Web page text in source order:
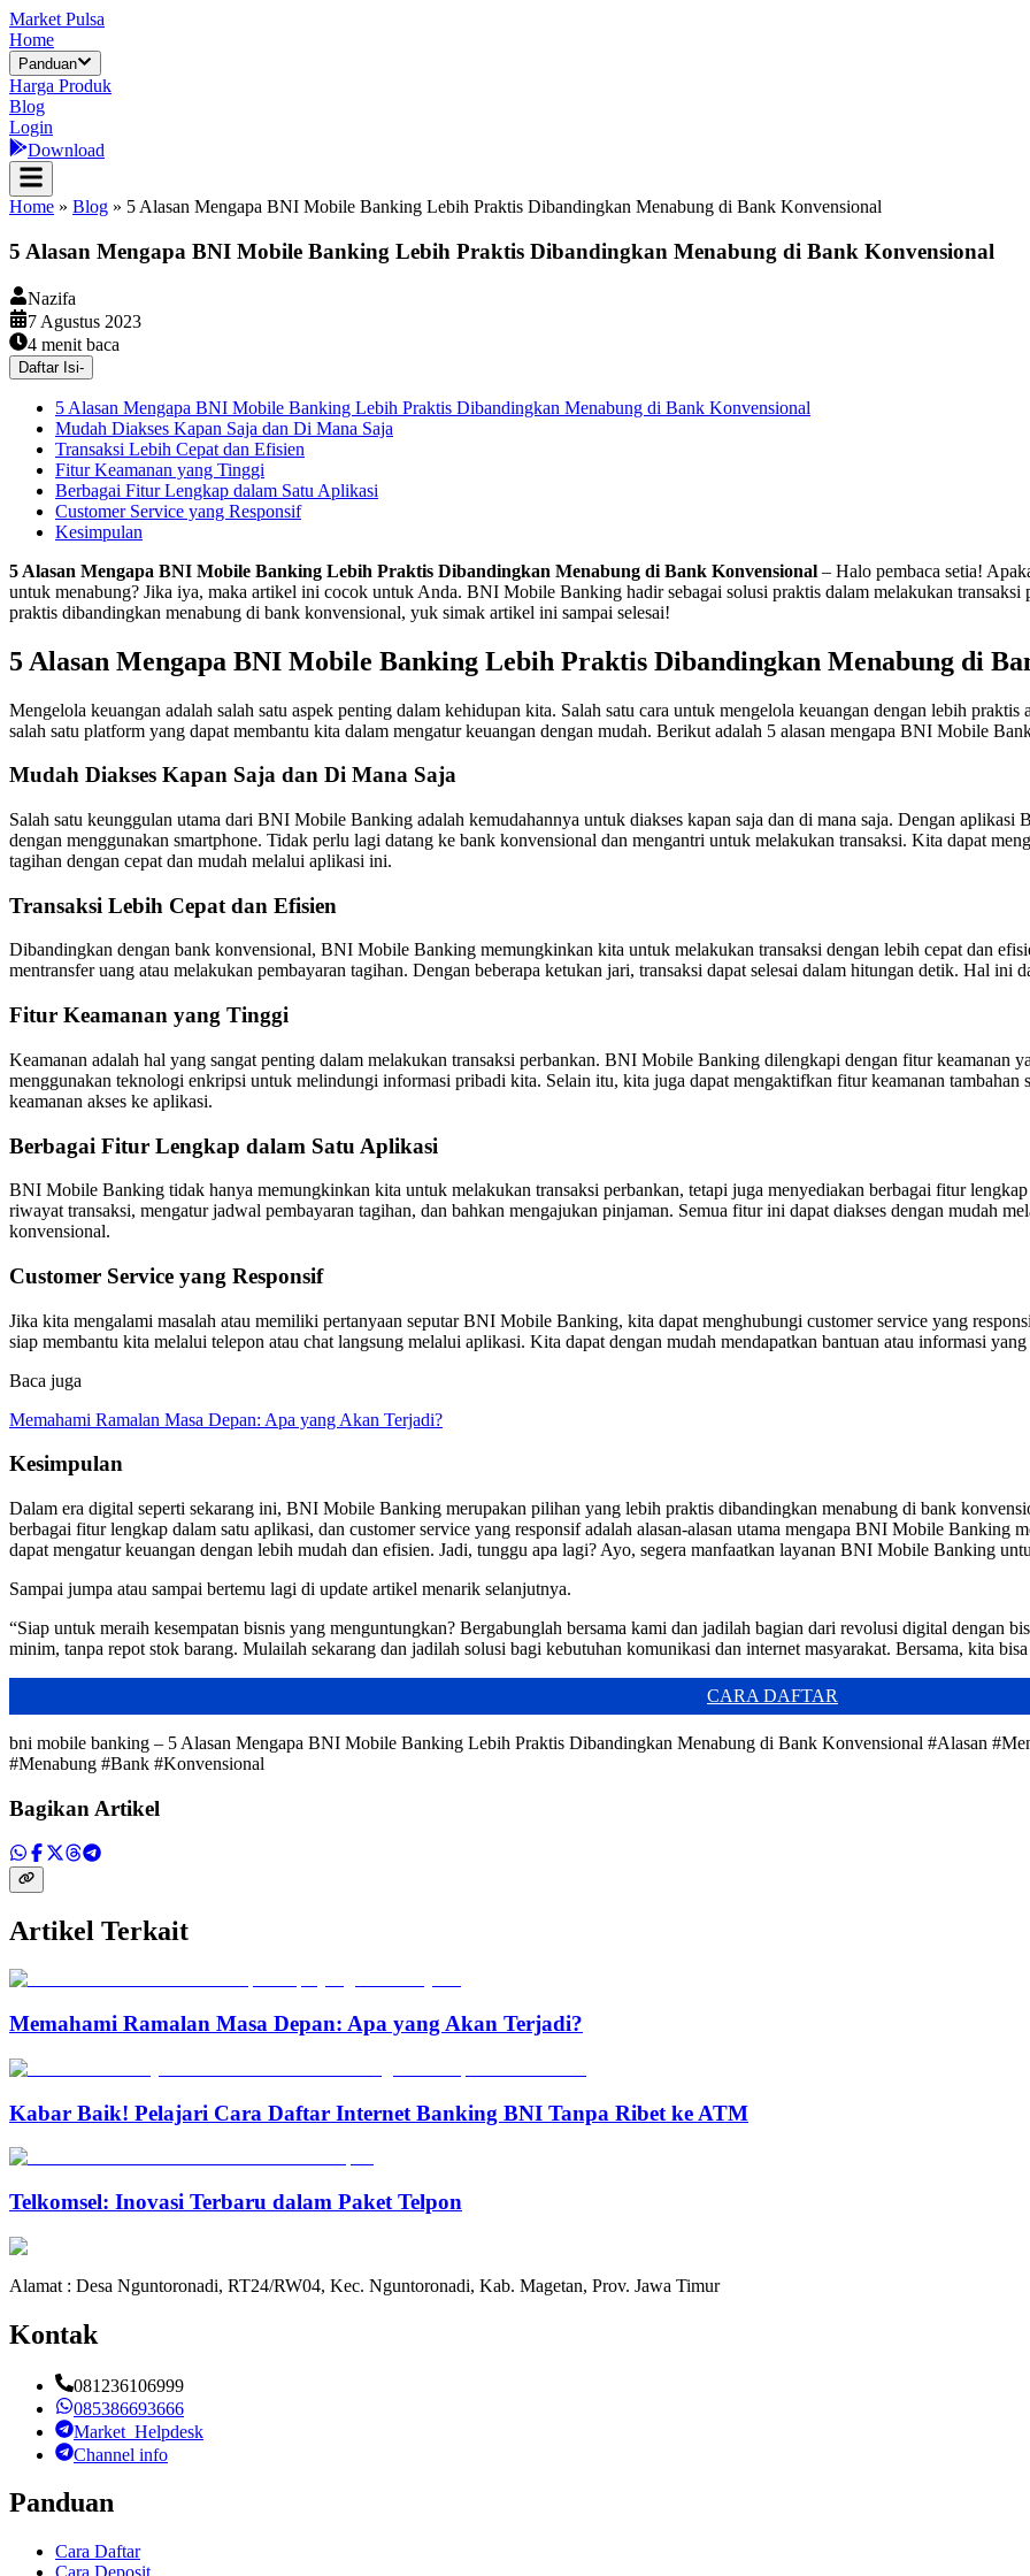
Market Pulsa
Home
Panduan
Harga Produk
Blog
Login
Download
Home » Blog » 5 Alasan Mengapa BNI Mobile Banking Lebih Praktis Dibandingkan Menabung di Bank Konvensional
5 Alasan Mengapa BNI Mobile Banking Lebih Praktis Dibandingkan Menabung di Bank Konvensional
Nazifa
7 Agustus 2023
4 menit baca
Daftar Isi-
5 Alasan Mengapa BNI Mobile Banking Lebih Praktis Dibandingkan Menabung di Bank Konvensional
Mudah Diakses Kapan Saja dan Di Mana Saja
Transaksi Lebih Cepat dan Efisien
Fitur Keamanan yang Tinggi
Berbagai Fitur Lengkap dalam Satu Aplikasi
Customer Service yang Responsif
Kesimpulan
5 Alasan Mengapa BNI Mobile Banking Lebih Praktis Dibandingkan Menabung di Bank Konvensional – Halo pembaca setia!
untuk menabung? Jika iya, maka artikel ini cocok untuk Anda. BNI Mobile Banking hadir sebagai solusi praktis dalam melakukan
praktis dibandingkan menabung di bank konvensional, yuk simak artikel ini sampai selesai!
5 Alasan Mengapa BNI Mobile Banking Lebih Praktis Dibandingkan Menabung di
Mengelola keuangan adalah salah satu aspek penting dalam kehidupan kita. Salah satu cara untuk mengelola keuangan dengan lebih
salah satu platform yang dapat membantu kita dalam mengatur keuangan dengan mudah. Berikut adalah 5 alasan mengapa BNI Mobile
Mudah Diakses Kapan Saja dan Di Mana Saja
Salah satu keunggulan utama dari BNI Mobile Banking adalah kemudahannya untuk diakses kapan saja dan di mana saja. Dengan
dengan menggunakan smartphone. Tidak perlu lagi datang ke bank konvensional dan mengantri untuk melakukan transaksi. Kita dapat
tagihan dengan cepat dan mudah melalui aplikasi ini.
Transaksi Lebih Cepat dan Efisien
Dibandingkan dengan bank konvensional, BNI Mobile Banking memungkinkan kita untuk melakukan transaksi dengan lebih cepat dan
mentransfer uang atau melakukan pembayaran tagihan. Dengan beberapa ketukan jari, transaksi dapat selesai dalam hitungan detik. Hal ini
Fitur Keamanan yang Tinggi
Keamanan adalah hal yang sangat penting dalam melakukan transaksi perbankan. BNI Mobile Banking dilengkapi dengan fitur keamanan
menggunakan teknologi enkripsi untuk melindungi informasi pribadi kita. Selain itu, kita juga dapat mengaktifkan fitur keamanan
keamanan akses ke aplikasi.
Berbagai Fitur Lengkap dalam Satu Aplikasi
BNI Mobile Banking tidak hanya memungkinkan kita untuk melakukan transaksi perbankan, tetapi juga menyediakan berbagai fitur
riwayat transaksi, mengatur jadwal pembayaran tagihan, dan bahkan mengajukan pinjaman. Semua fitur ini dapat diakses dengan mudah
konvensional.
Customer Service yang Responsif
Jika kita mengalami masalah atau memiliki pertanyaan seputar BNI Mobile Banking, kita dapat menghubungi customer service yang
siap membantu kita melalui telepon atau chat langsung melalui aplikasi. Kita dapat dengan mudah mendapatkan bantuan atau informasi
Baca juga
Memahami Ramalan Masa Depan: Apa yang Akan Terjadi?
Kesimpulan
Dalam era digital seperti sekarang ini, BNI Mobile Banking merupakan pilihan yang lebih praktis dibandingkan menabung di bank
berbagai fitur lengkap dalam satu aplikasi, dan customer service yang responsif adalah alasan-alasan utama mengapa BNI Mobile
dapat mengatur keuangan dengan lebih mudah dan efisien. Jadi, tunggu apa lagi? Ayo, segera manfaatkan layanan BNI Mobile Banking
Sampai jumpa atau sampai bertemu lagi di update artikel menarik selanjutnya.
“Siap untuk meraih kesempatan bisnis yang menguntungkan? Bergabunglah bersama kami dan jadilah bagian dari revolusi digital dengan
minim, tanpa repot stok barang. Mulailah sekarang dan jadilah solusi bagi kebutuhan komunikasi dan internet masyarakat. Bersama, kita
CARA DAFTAR
bni mobile banking – 5 Alasan Mengapa BNI Mobile Banking Lebih Praktis Dibandingkan Menabung di Bank Konvensional #Alasan
#Menabung #Bank #Konvensional
Bagikan Artikel
Artikel Terkait
Memahami Ramalan Masa Depan: Apa yang Akan Terjadi?
Kabar Baik! Pelajari Cara Daftar Internet Banking BNI Tanpa Ribet ke ATM
Telkomsel: Inovasi Terbaru dalam Paket Telpon
Alamat : Desa Nguntoronadi, RT24/RW04, Kec. Nguntoronadi, Kab. Magetan, Prov. Jawa Timur
Kontak
081236106999
085386693666
Market_Helpdesk
Channel info
Panduan
Cara Daftar